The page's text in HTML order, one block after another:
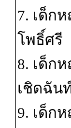
7. เด็
โพธิ์ศรี
8. เด็
เชิดฉัน
9. เด็ก